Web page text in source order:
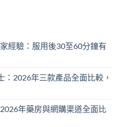
經驗：服用後30至60分鐘有
：2026年三款產品全面比較，
年藥房與網購渠道全面比